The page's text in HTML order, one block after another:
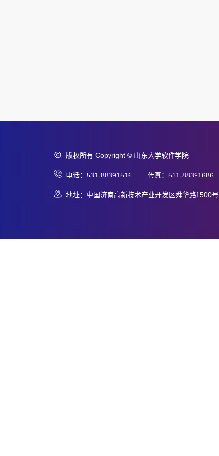
版权所有 Copyright © 山东大学软件学院
电话：531-88391516 传真：531-88391686
地址：中国济南高新技术产业开发区舜华路